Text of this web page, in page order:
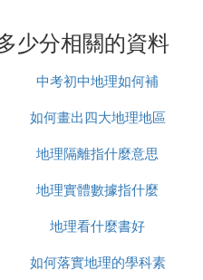
100分制的59分以下。
製表達，一般可用A、
招生的區分度，可根據
最多不超過六個級次。
可以用等級表達，近幾
面成績用分數表達，卷
或150分，每個考試科
，再將每個學生的分數
少分相關的資料
中考初中地理如何補
如何畫出四大地理地區
地理隔離指什麼意思
地理實體數據指什麼
地理看什麼書好
如何落實地理的學科素